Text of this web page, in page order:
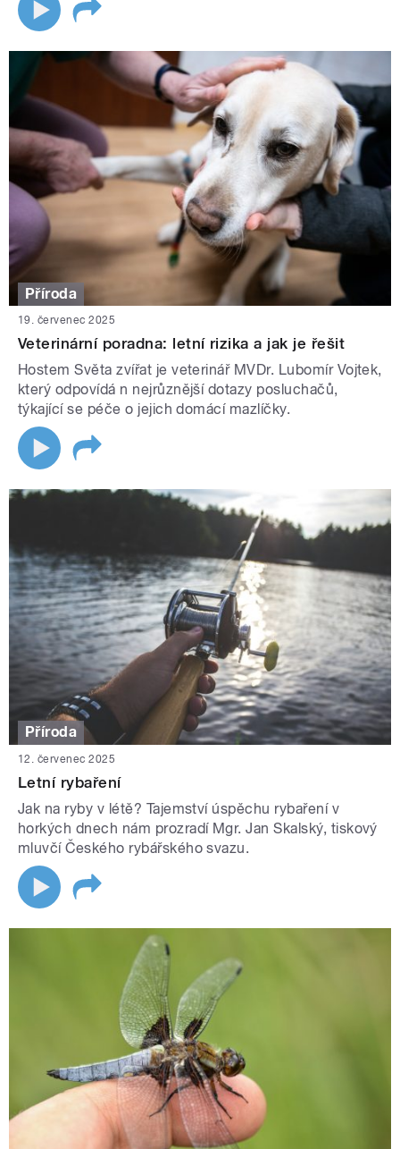
Příroda
19. červenec 2025
Veterinární poradna: letní rizika a jak je řešit
Hostem Světa zvířat je veterinář MVDr. Lubomír Vojtek,
který odpovídá n nejrůznější dotazy posluchačů,
týkající se péče o jejich domácí mazlíčky.
Příroda
12. červenec 2025
Letní rybaření
Jak na ryby v létě? Tajemství úspěchu rybaření v
horkých dnech nám prozradí Mgr. Jan Skalský, tiskový
mluvčí Českého rybářského svazu.